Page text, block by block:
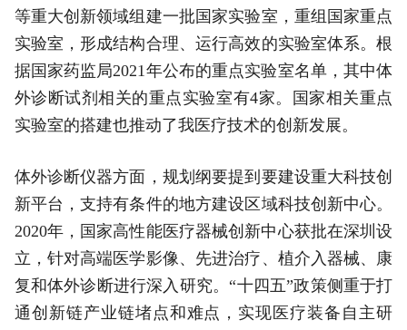
等重大创新领域组建一批国家实验室，重组国家重点
实验室，形成结构合理、运行高效的实验室体系。根
据国家药监局2021年公布的重点实验室名单，其中体
外诊断试剂相关的重点实验室有4家。国家相关重点
实验室的搭建也推动了我医疗技术的创新发展。
体外诊断仪器方面，规划纲要提到要建设重大科技创
新平台，支持有条件的地方建设区域科技创新中心。
2020年，国家高性能医疗器械创新中心获批在深圳设
立，针对高端医学影像、先进治疗、植介入器械、康
复和体外诊断进行深入研究。“十四五”政策侧重于打
通创新链产业链堵点和难点，实现医疗装备自主研